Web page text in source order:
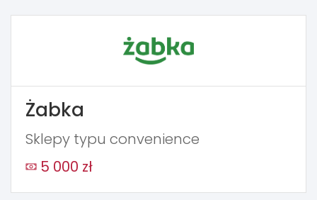
Żabka
Sklepy typu convenience
5 000 zł